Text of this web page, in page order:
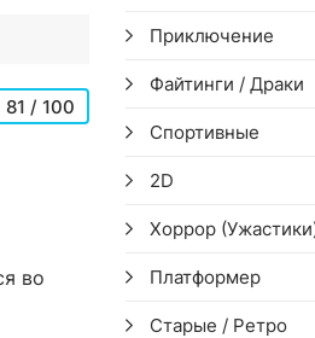
81 / 100
во
Приключение
Файтинги / Драки
Спортивные
2D
Хоррор
Платформер
Старые / Ретро